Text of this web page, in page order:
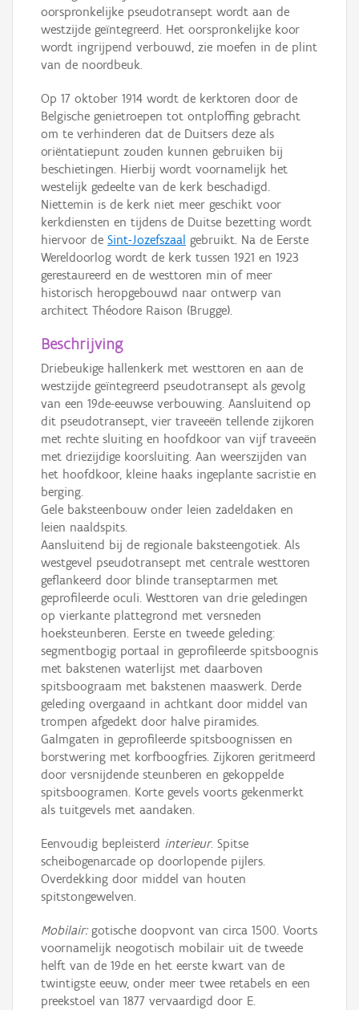
oorspronkelijke pseudotransept wordt aan de
westzijde geïntegreerd. Het oorspronkelijke koor
wordt ingrijpend verbouwd, zie moefen in de plint
van de noordbeuk.
Op 17 oktober 1914 wordt de kerktoren door de
Belgische genietroepen tot ontploffing gebracht
om te verhinderen dat de Duitsers deze als
oriëntatiepunt zouden kunnen gebruiken bij
beschietingen. Hierbij wordt voornamelijk het
westelijk gedeelte van de kerk beschadigd.
Niettemin is de kerk niet meer geschikt voor
kerkdiensten en tijdens de Duitse bezetting wordt
hiervoor de Sint-Jozefszaal gebruikt. Na de Eerste
Wereldoorlog wordt de kerk tussen 1921 en 1923
gerestaureerd en de westtoren min of meer
historisch heropgebouwd naar ontwerp van
architect Théodore Raison (Brugge).
Beschrijving
Driebeukige hallenkerk met westtoren en aan de
westzijde geïntegreerd pseudotransept als gevolg
van een 19de-eeuwse verbouwing. Aansluitend op
dit pseudotransept, vier traveeën tellende zijkoren
met rechte sluiting en hoofdkoor van vijf traveeën
met driezijdige koorsluiting. Aan weerszijden van
het hoofdkoor, kleine haaks ingeplante sacristie en
berging.
Gele baksteenbouw onder leien zadeldaken en
leien naaldspits.
Aansluitend bij de regionale baksteengotiek. Als
westgevel pseudotransept met centrale westtoren
geflankeerd door blinde transeptarmen met
geprofileerde oculi. Westtoren van drie geledingen
op vierkante plattegrond met versneden
hoeksteunberen. Eerste en tweede geleding:
segmentbogig portaal in geprofileerde spitsboognis
met bakstenen waterlijst met daarboven
spitsboograam met bakstenen maaswerk. Derde
geleding overgaand in achtkant door middel van
trompen afgedekt door halve piramides.
Galmgaten in geprofileerde spitsboognissen en
borstwering met korfboogfries. Zijkoren geritmeerd
door versnijdende steunberen en gekoppelde
spitsboogramen. Korte gevels voorts gekenmerkt
als tuitgevels met aandaken.
Eenvoudig bepleisterd interieur. Spitse
scheibogenarcade op doorlopende pijlers.
Overdekking door middel van houten
spitstongewelven.
Mobilair:gotische doopvont van circa 1500. Voorts
voornamelijk neogotisch mobilair uit de tweede
helft van de 19de en het eerste kwart van de
twintigste eeuw, onder meer twee retabels en een
preekstoel van 1877 vervaardigd door E.